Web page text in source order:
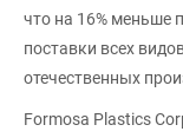
что на 16% меньше
поставки всех
отечественных
Formosa Plastics